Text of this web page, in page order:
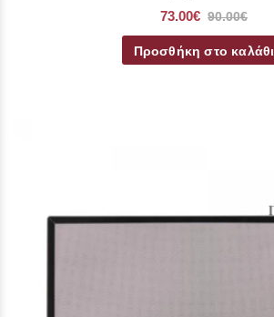
73.00€ 90.00€
Προσθήκη στο καλάθι